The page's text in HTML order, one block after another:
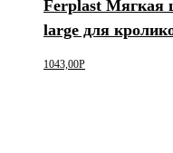
Ferplast Мягкая
large для
1043,00Р